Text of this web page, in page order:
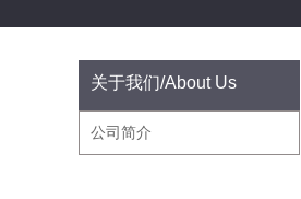
关于我们/About Us
公司简介